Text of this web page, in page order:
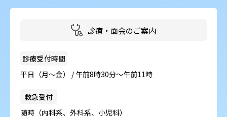
よくある質問
診療・面会のご案内
診療受付時間
平日（月～金） / 午前8時30分～午前11時
救急受付
随時（内科系、外科系、小児科）